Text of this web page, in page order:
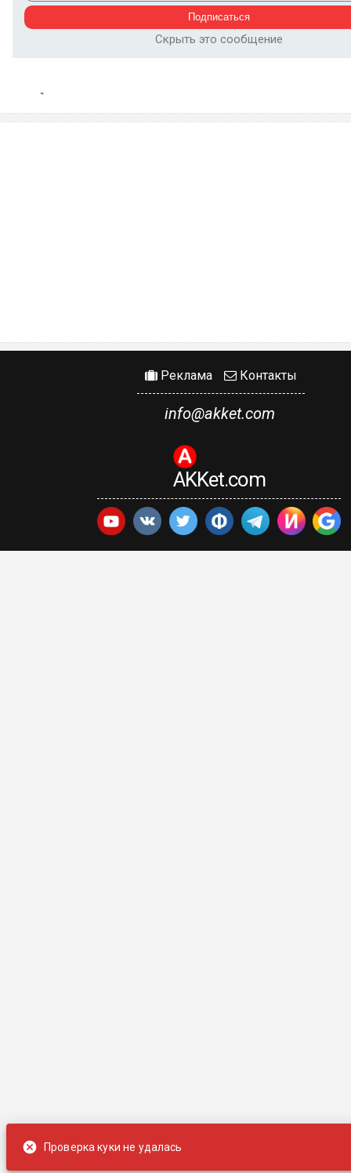
Скрыть это сообщение
Проверка куки не удалась
Реклама Контакты
info@akket.com
AKKet.com